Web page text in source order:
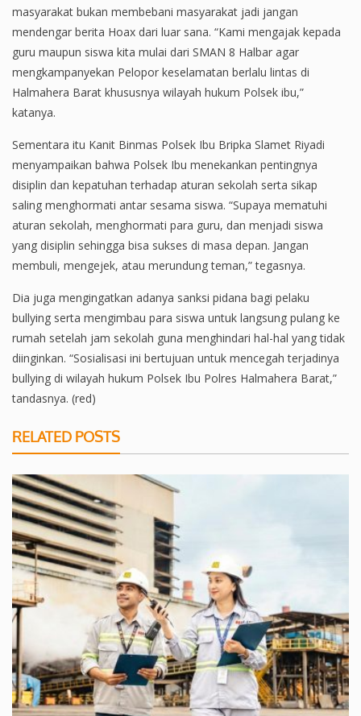
masyarakat bukan membebani masyarakat jadi jangan
mendengar berita Hoax dari luar sana. “Kami mengajak kepada
guru maupun siswa kita mulai dari SMAN 8 Halbar agar
mengkampanyekan Pelopor keselamatan berlalu lintas di
Halmahera Barat khususnya wilayah hukum Polsek ibu,”
katanya.
Sementara itu Kanit Binmas Polsek Ibu Bripka Slamet Riyadi
menyampaikan bahwa Polsek Ibu menekankan pentingnya
disiplin dan kepatuhan terhadap aturan sekolah serta sikap
saling menghormati antar sesama siswa. “Supaya mematuhi
aturan sekolah, menghormati para guru, dan menjadi siswa
yang disiplin sehingga bisa sukses di masa depan. Jangan
membuli, mengejek, atau merundung teman,” tegasnya.
Dia juga mengingatkan adanya sanksi pidana bagi pelaku
bullying serta mengimbau para siswa untuk langsung pulang ke
rumah setelah jam sekolah guna menghindari hal-hal yang tidak
diinginkan. “Sosialisasi ini bertujuan untuk mencegah terjadinya
bullying di wilayah hukum Polsek Ibu Polres Halmahera Barat,”
tandasnya. (red)
RELATED POSTS